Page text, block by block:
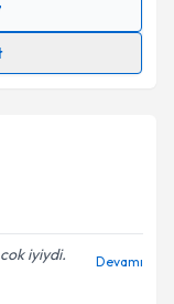
iyiydi.
Devamı